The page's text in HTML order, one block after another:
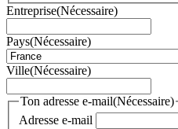
Entreprise(Nécessaire)
Pays(Nécessaire)
Ville(Nécessaire)
Ton adresse e-mail(Nécessaire)
Adresse e-mail